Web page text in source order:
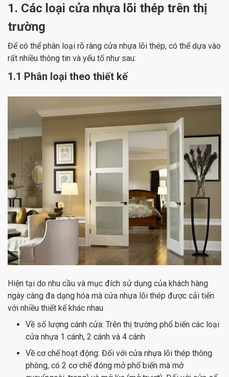
1. Các loại cửa nhựa lõi thép trên thị
trường
Để có thể phân loại rõ ràng cửa nhựa lõi thép, có thể dựa vào
rất nhiều thông tin và yếu tố như sau:
1.1 Phân loại theo thiết kế
Hiện tại do nhu cầu và mục đích sử dụng của khách hàng
ngày càng đa dạng hóa mà cửa nhựa lõi thép được cải tiến
với nhiều thiết kế khác nhau
Về số lượng cánh cửa: Trên thị trường phổ biến các loại
cửa nhựa 1 cánh, 2 cánh và 4 cánh
Về cơ chế hoạt động: Đối với cửa nhựa lõi thép thông
phòng, có 2 cơ chế đóng mở phổ biến mà mở